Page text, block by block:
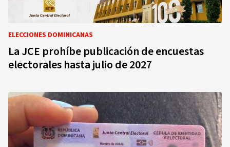
ELECCIONES DOMINICANAS
La JCE prohíbe publicación de encuestas
electorales hasta julio de 2027